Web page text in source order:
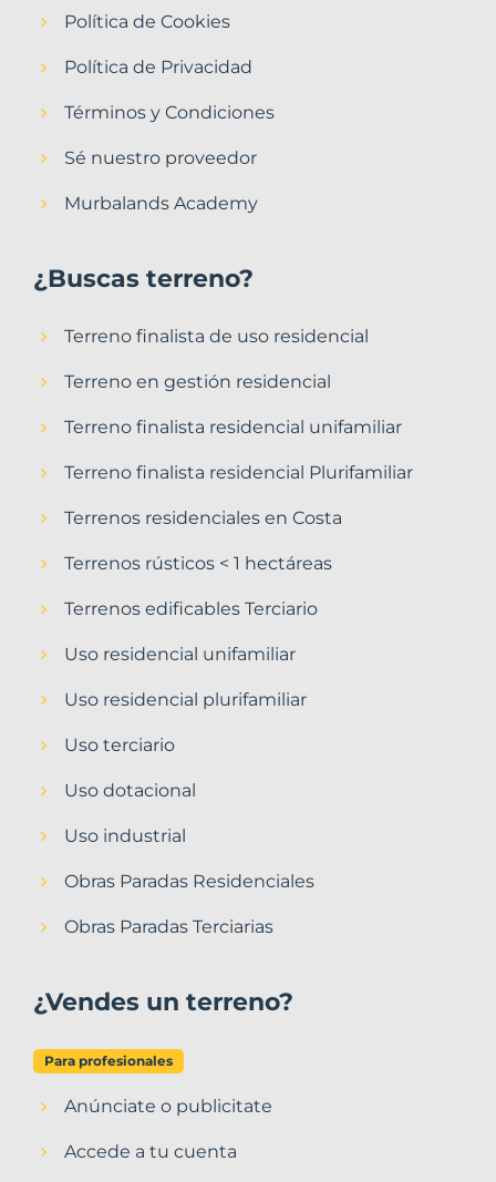
Política de Cookies
Política de Privacidad
Términos y Condiciones
Sé nuestro proveedor
Murbalands Academy
¿Buscas terreno?
Terreno finalista de uso residencial
Terreno en gestión residencial
Terreno finalista residencial unifamiliar
Terreno finalista residencial Plurifamiliar
Terrenos residenciales en Costa
Terrenos rústicos < 1 hectáreas
Terrenos edificables Terciario
Uso residencial unifamiliar
Uso residencial plurifamiliar
Uso terciario
Uso dotacional
Uso industrial
Obras Paradas Residenciales
Obras Paradas Terciarias
¿Vendes un terreno?
Para profesionales
Anúnciate o publicitate
Accede a tu cuenta